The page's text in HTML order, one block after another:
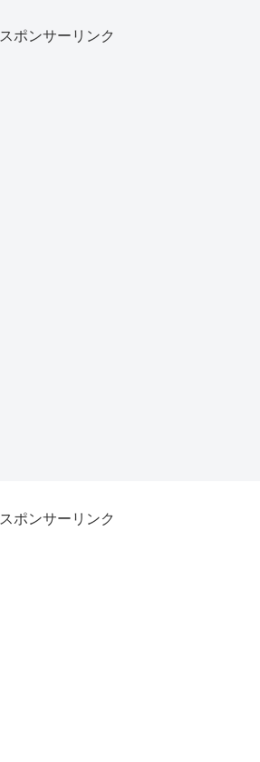
スポンサーリンク
スポンサーリンク